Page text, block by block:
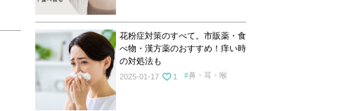
花粉症対策のすべて。市販薬・食
べ物・漢方薬のおすすめ！痒い時
の対処法も
2025-01-17 1 鼻・耳・喉